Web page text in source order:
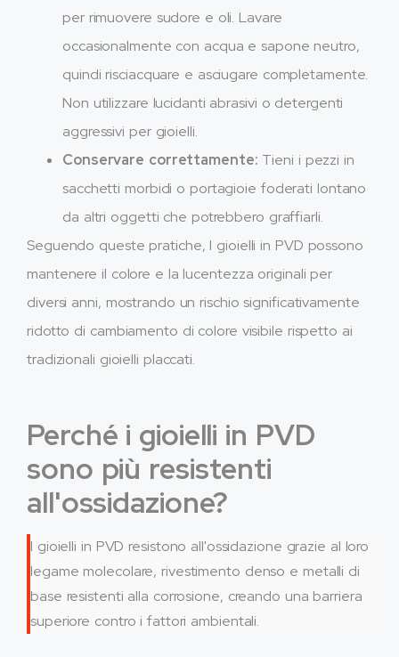
per rimuovere sudore e oli. Lavare
occasionalmente con acqua e sapone neutro,
quindi risciacquare e asciugare completamente.
Non utilizzare lucidanti abrasivi o detergenti
aggressivi per gioielli.
Conservare correttamente: Tieni i pezzi in
sacchetti morbidi o portagioie foderati lontano
da altri oggetti che potrebbero graffiarli.
Seguendo queste pratiche, I gioielli in PVD possono
mantenere il colore e la lucentezza originali per
diversi anni, mostrando un rischio significativamente
ridotto di cambiamento di colore visibile rispetto ai
tradizionali gioielli placcati.
Perché i gioielli in PVD
sono più resistenti
all'ossidazione?
I gioielli in PVD resistono all'ossidazione grazie al loro
legame molecolare, rivestimento denso e metalli di
base resistenti alla corrosione, creando una barriera
superiore contro i fattori ambientali.